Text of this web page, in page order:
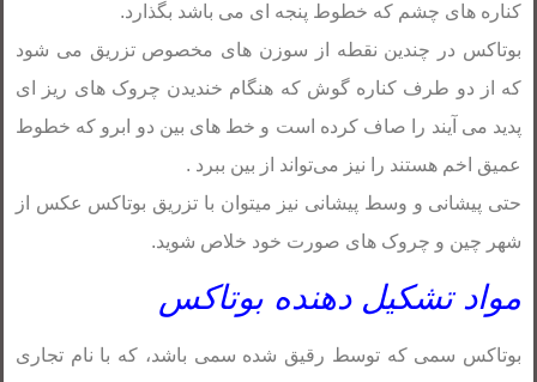
کناره های چشم که خطوط پنجه ای می باشد بگذارد.
بوتاکس در چندین نقطه از سوزن های مخصوص تزریق می شود
که از دو طرف کناره گوش که هنگام خندیدن چروک های ریز ای
پدید می آیند را صاف کرده است و خط های بین دو ابرو که خطوط
عمیق اخم هستند را نیز می‌تواند از بین ببرد .
حتی پیشانی و وسط پیشانی نیز میتوان با تزریق بوتاکس عکس از
شهر چین و چروک های صورت خود خلاص شوید.
مواد تشکیل دهنده بوتاکس
بوتاکس سمی که توسط رقیق شده سمی باشد، که با نام تجاری